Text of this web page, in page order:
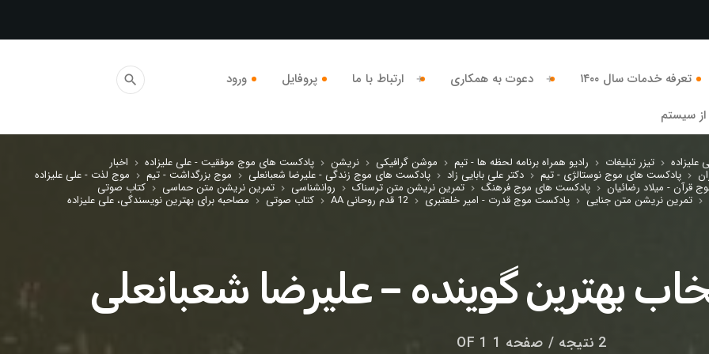
تعرفه خدمات سال ۱۴۰۰ دعوت به همکاری ارتباط با ما پروفایل
ورود
سیستم
search
علیزاده keyboard_arrow_right تیزر تبلیغات keyboard_arrow_right رادیو همراه برنامه لحظه ها - تیم keyboard_arrow_right موشن گرافیکی keyboard_arrow_right نریشن keyboard_arrow_right پادکست های موج موفقیت - علی علیزاده keyboard_arrow_right اخبار
keyboard_arrow_right پادکست های موج نوستالژی - تیم keyboard_arrow_right دکتر علی بابایی زاد keyboard_arrow_right پادکست های موج زندگی - علیرضا شعبانعلی keyboard_arrow_right موج بزرگداشت - تیم keyboard_arrow_right موج لذت - علی علیزاده
قرآن - میلاد رضائیان keyboard_arrow_right پادکست های موج فرهنگ keyboard_arrow_right تمرین نریشن متن ترسناک keyboard_arrow_right روانشناسی keyboard_arrow_right تمرین نریشن متن حماسی keyboard_arrow_right کتاب صوتی
keyboard_arrow_right تمرین نریشن متن جنایی keyboard_arrow_right پادکست موج قدرت - امیر خلعتبری keyboard_arrow_right 12 قدم روحانی AA keyboard_arrow_right کتاب صوتی keyboard_arrow_right مصاحبه برای بهترین نویسندگی، علی علیزاده
بهترین گوینده – علیرضا شعبانعلی
2 نتیجه / صفحه 1 OF 1